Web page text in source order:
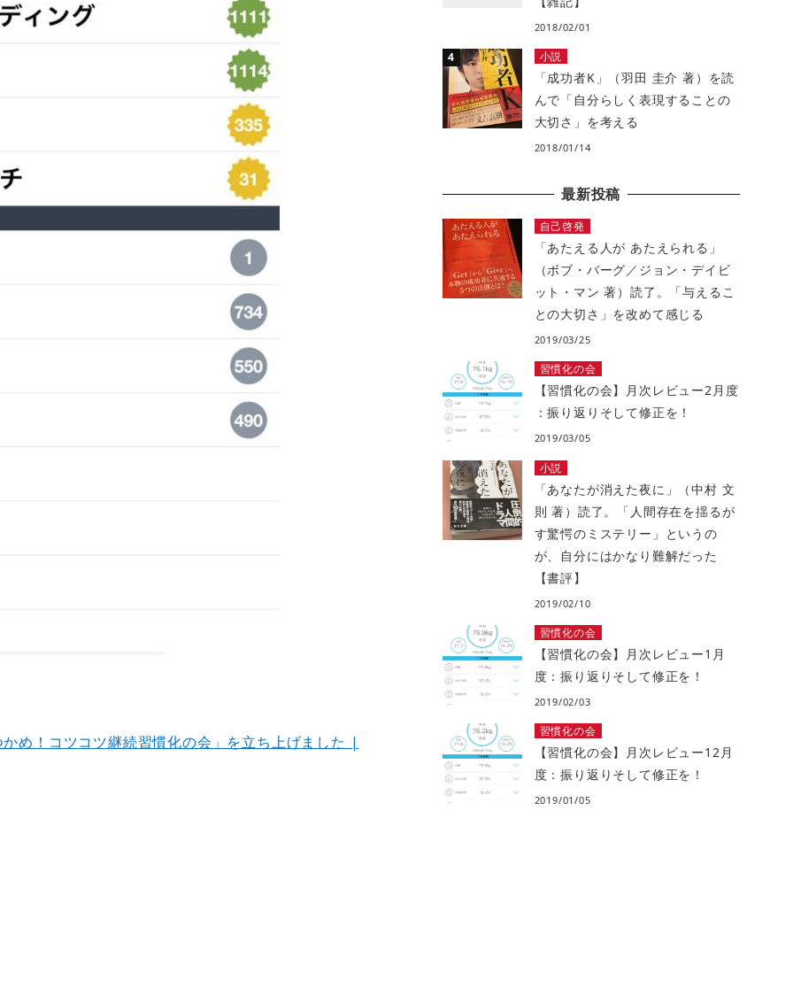
め！コツコツ継続習慣化の会」を立ち上げました |
2018/02/01
小説
「成功者K」（羽田 圭介 著）を読
んで「自分らしく表現することの
大切さ」を考える
2018/01/14
最新投稿
自己啓発
「あたえる人が あたえられる」
（ボブ・バーグ／ジョン・デイビ
ット・マン 著）読了。「与えるこ
との大切さ」を改めて感じる
2019/03/25
習慣化の会
【習慣化の会】月次レビュー2月度
：振り返りそして修正を！
2019/03/05
小説
「あなたが消えた夜に」（中村 文
則 著）読了。「人間存在を揺るが
す驚愕のミステリー」というの
が、自分にはかなり難解だった
【書評】
2019/02/10
習慣化の会
【習慣化の会】月次レビュー1月
度：振り返りそして修正を！
2019/02/03
習慣化の会
【習慣化の会】月次レビュー12月
度：振り返りそして修正を！
2019/01/05